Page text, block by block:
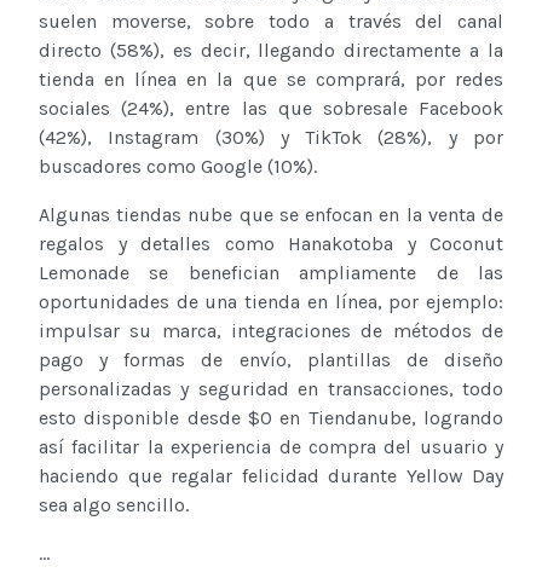
suelen moverse, sobre todo a través del canal
directo (58%), es decir, llegando directamente a la
tienda en línea en la que se comprará, por redes
sociales (24%), entre las que sobresale Facebook
(42%), Instagram (30%) y TikTok (28%), y por
buscadores como Google (10%).
Algunas tiendas nube que se enfocan en la venta de
regalos y detalles como Hanakotoba y Coconut
Lemonade se benefician ampliamente de las
oportunidades de una tienda en línea, por ejemplo:
impulsar su marca, integraciones de métodos de
pago y formas de envío, plantillas de diseño
personalizadas y seguridad en transacciones, todo
esto disponible desde $0 en Tiendanube, logrando
así facilitar la experiencia de compra del usuario y
haciendo que regalar felicidad durante Yellow Day
sea algo sencillo.
...